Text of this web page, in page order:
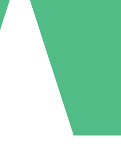
Credit-Pakete
Keine monatliche Verpflichtung